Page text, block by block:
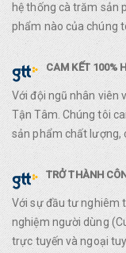
hệ thống cà trăm sản
phẩm nào của chúng
CAM KẾT 100%
Với đội ngũ nhân viên
Tận Tâm. Chúng tôi
sản phẩm chất lượng,
TRỞ THÀNH
Với sự đầu tư nghiêm
nghiệm người dùng
trực tuyến và ngoại